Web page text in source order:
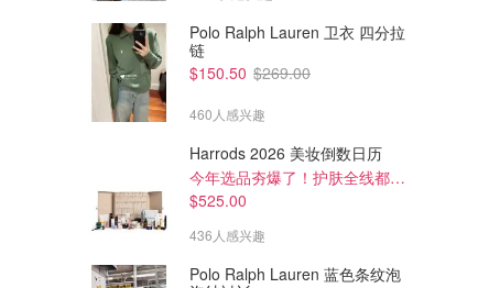
Polo Ralph Lauren 卫衣 四分拉
链
$150.50 $269.00
460人感兴趣
Harrods 2026 美妆倒数日历
今年选品夯爆了！护肤全线都很绝
$525.00
436人感兴趣
Polo Ralph Lauren 蓝色条纹泡